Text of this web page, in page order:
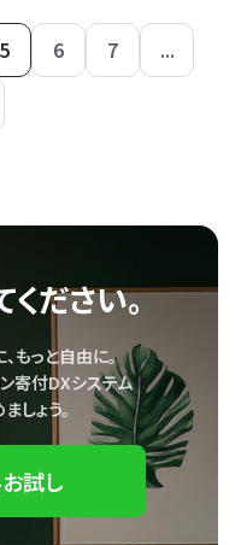
5 6 7
...
ださい。
もっと自由に。
寄付DXシステム
しょう。
試し